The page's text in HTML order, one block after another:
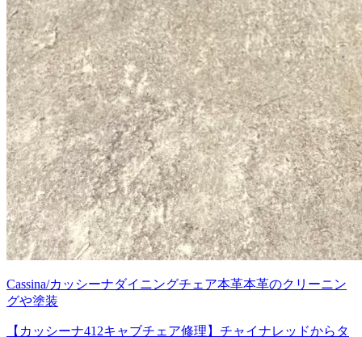
Cassina/カッシーナダイニングチェア本革本革のクリーニン
グや塗装
【カッシーナ412キャブチェア修理】チャイナレッドからタ